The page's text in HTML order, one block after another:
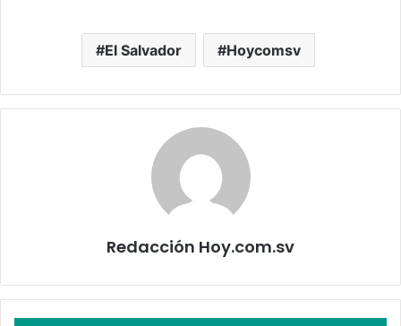
El Salvador Hoycomsv
Redacción Hoy.com.sv